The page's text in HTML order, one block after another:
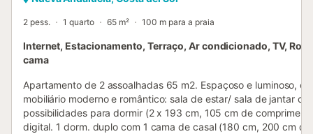
2 pess. 1 quarto 65 m² 100 m para a praia
Internet, Estacionamento, Terraço, Ar condicionado, TV,
cama
Apartamento de 2 assoalhadas 65 m2. Espaçoso e luminoso,
mobiliário moderno e romântico: sala de estar/ sala de jantar
possibilidades para dormir (2 x 193 cm, 105 cm de
digital. 1 dorm. duplo com 1 cama de casal (180 cm, 200 cm de